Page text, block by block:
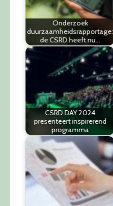
Onderzoek
duurzaamheidsrapportage:
de CSRD heeft nu…
CSRD DAY 2024
presenteert inspirerend
programma